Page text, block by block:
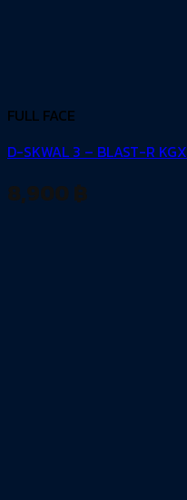
FULL FACE
D-SKWAL 3 – BLAST-R KGX
8,900 ฿